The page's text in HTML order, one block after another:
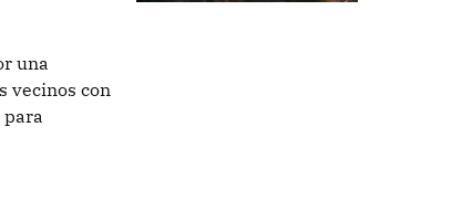
una
vecinos con
para